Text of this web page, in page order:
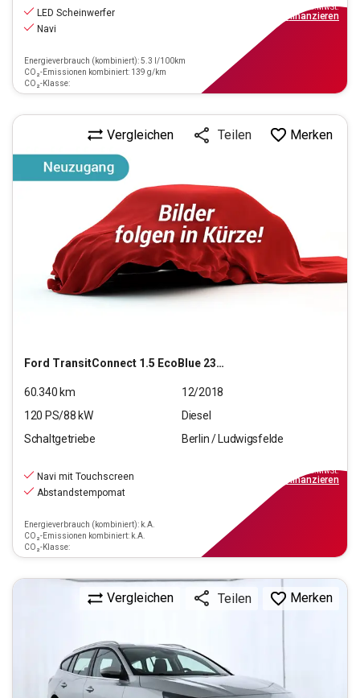
LED Scheinwerfer
Navi
Energieverbrauch (kombiniert): 5.3 l/100km
CO₂-Emissionen kombiniert: 139 g/km
CO₂-Klasse:
inkl.MwSt.
finanzieren
Ford TransitConnect 1.5 EcoBlue 230 (L2) Trend S/S (Eur
Vergleichen Teilen Merken
60.340km
12/2018
120 PS/88kW
Diesel
Schaltgetriebe
Berlin / Ludwigsfelde
Navi mit Touchscreen
Abstandstempomat
Energieverbrauch (kombiniert): k.A.
CO₂-Emissionen kombiniert: k.A.
CO₂-Klasse:
inkl.MwSt.
finanzieren
Vergleichen Teilen Merken